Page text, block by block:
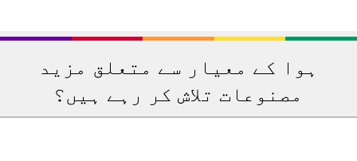
ہوا کے معیار سے متعلق مزید
مصنوعات تلاش کر رہے ہیں؟